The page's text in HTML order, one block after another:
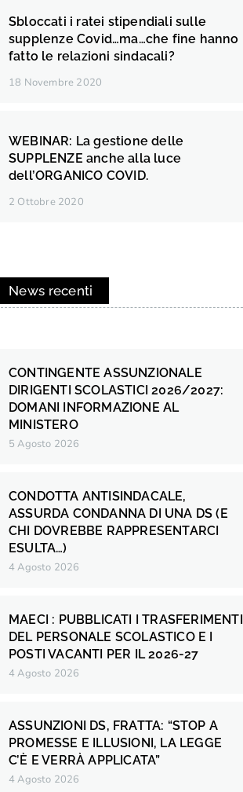
Sbloccati i ratei stipendiali sulle
supplenze Covid…ma…che fine hanno
fatto le relazioni sindacali?
18 Novembre 2020
WEBINAR: La gestione delle
SUPPLENZE anche alla luce
dell’ORGANICO COVID.
2 Ottobre 2020
News recenti
CONTINGENTE ASSUNZIONALE
DIRIGENTI SCOLASTICI 2026/2027:
DOMANI INFORMAZIONE AL
MINISTERO
5 Agosto 2026
CONDOTTA ANTISINDACALE,
ASSURDA CONDANNA DI UNA DS (E
CHI DOVREBBE RAPPRESENTARCI
ESULTA…)
4 Agosto 2026
MAECI : PUBBLICATI I TRASFERIMENTI
DEL PERSONALE SCOLASTICO E I
POSTI VACANTI PER IL 2026-27
4 Agosto 2026
ASSUNZIONI DS, FRATTA: “STOP A
PROMESSE E ILLUSIONI, LA LEGGE
C’È E VERRÀ APPLICATA”
4 Agosto 2026